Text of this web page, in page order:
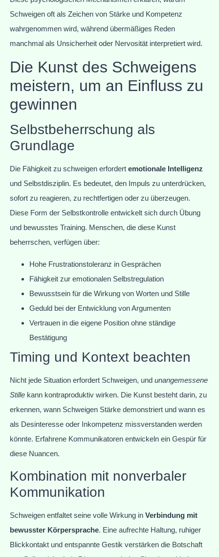
Schweigen oft als Zeichen von Stärke und Kompetenz
wahrgenommen wird, während übermäßiges Reden
manchmal als Unsicherheit oder Nervosität interpretiert wird.
Die Kunst des Schweigens
meistern, um an Einfluss zu
gewinnen
Selbstbeherrschung als
Grundlage
Die Fähigkeit zu schweigen erfordert emotionale Intelligenz
und Selbstdisziplin. Es bedeutet, den Impuls zu unterdrücken,
sofort zu reagieren, zu rechtfertigen oder zu überzeugen.
Diese Form der Selbstkontrolle entwickelt sich durch Übung
und bewusstes Training. Menschen, die diese Kunst
beherrschen, verfügen über:
Hohe Frustrationstoleranz in Gesprächen
Fähigkeit zur emotionalen Selbstregulation
Bewusstsein für die Wirkung von Worten und Stille
Geduld bei der Entwicklung von Argumenten
Vertrauen in die eigene Position ohne ständige
Bestätigung
Timing und Kontext beachten
Nicht jede Situation erfordert Schweigen, und unangemessene
Stille kann kontraproduktiv wirken. Die Kunst besteht darin, zu
erkennen, wann Schweigen Stärke demonstriert und wann es
als Desinteresse oder Inkompetenz missverstanden werden
könnte. Erfahrene Kommunikatoren entwickeln ein Gespür für
diese Nuancen.
Kombination mit nonverbaler
Kommunikation
Schweigen entfaltet seine volle Wirkung in Verbindung mit
bewusster Körpersprache. Eine aufrechte Haltung, ruhiger
Blickkontakt und entspannte Gestik verstärken die Botschaft